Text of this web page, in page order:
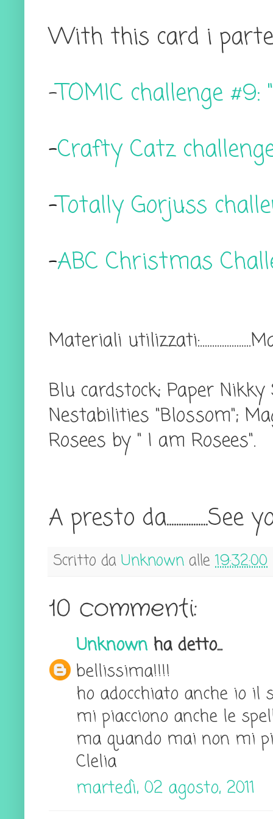
With this card i
-TOMIC challenge #9:
-Crafty Catz
-Totally Gorjuss
-ABC Christmas
Materiali
Blu cardstock; Paper
Nestabilities "Blossom";
Rosees by " I am Rosees".
A presto
Scritto da Unknown alle 19:32:00
10 commenti:
Unknown ha detto...
bellissima!!!!
ho adocchiato anche io il
mi piacciono anche le
ma quando mai non mi
Clelia
martedì, 02 agosto, 2011